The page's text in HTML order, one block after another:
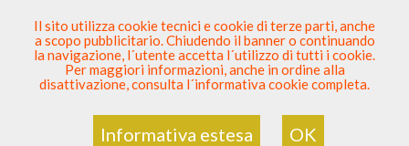
SEI DENTISTA? PARTECIPA
Sei QuiElenco Dentista Sicuro > Odontoiatria>
Ambulatori Dentistici>Emilia Romagna >Reggio Emilia
> CAP 42030
ZONA CON CAP 42030
Il sito utilizza cookie tecnici e cookie di terze parti, anche
a scopo pubblicitario. Chiudendo il banner o continuando
la navigazione, l´utente accetta l´utilizzo di tutti i cookie.
Per maggiori informazioni, anche in ordine alla
disattivazione, consulta l´informativa cookie completa.
Informativa estesa OK